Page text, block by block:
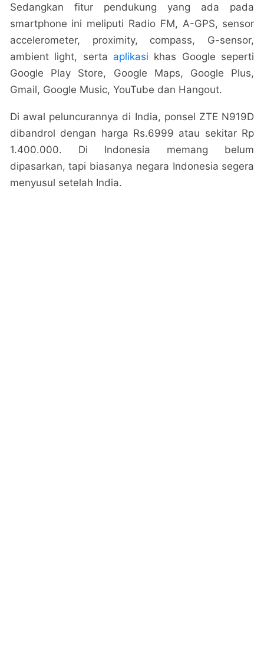
Sedangkan fitur pendukung yang ada pada
smartphone ini meliputi Radio FM, A-GPS, sensor
accelerometer, proximity, compass, G-sensor,
ambient light, serta aplikasi khas Google seperti
Google Play Store, Google Maps, Google Plus,
Gmail, Google Music, YouTube dan Hangout.
Di awal peluncurannya di India, ponsel ZTE N919D
dibandrol dengan harga Rs.6999 atau sekitar Rp
1.400.000. Di Indonesia memang belum
dipasarkan, tapi biasanya negara Indonesia segera
menyusul setelah India.